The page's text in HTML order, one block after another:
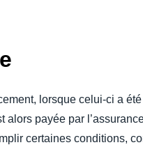
lorsque celui-ci a
payée par
certaines conditions,